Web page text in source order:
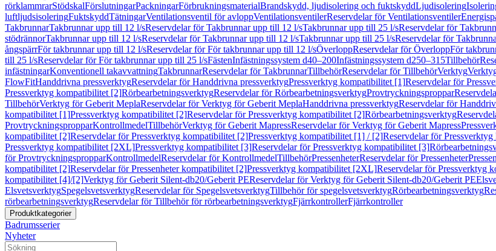
rörklammrarStödskalFörslutningarPackningarFörbrukningsmaterialBrandskydd, ljudisolering och fuktskyddLjudisolering
luftljudsisoleringFuktskyddTätningarVentilationsventil för avloppVentilationsventilerReservdelar för Ventilationsventiler
TakbrunnarTakbrunnar upp till 12 l/sReservdelar för Takbrunnar upp till 12 l/sTakbrunnar upp till 25 l/sReservdelar för
stödrännorTakbrunnar upp till 12 l/sReservdelar för Takbrunnar upp till 12 l/sTakbrunnar upp till 25 l/sReservdelar för
ångspärrFör takbrunnar upp till 12 l/sReservdelar för För takbrunnar upp till 12 l/sÖverloppReservdelar för ÖverloppFör
till 25 l/sReservdelar för För takbrunnar upp till 25 l/sFästenInfästningssystem d40–200Infästningssystem d250–315Tillbehör
infästningarKonventionell takavvattningTakbrunnarReservdelar för TakbrunnarTillbehörReservdelar för TillbehörVerktyg
FlowFitHanddrivna pressverktygReservdelar för Handdrivna pressverktygPressverktyg kompatibilitet [1]Reservdelar för
Pressverktyg kompatibilitet [2]RörbearbetningsverktygReservdelar för RörbearbetningsverktygProvtryckningsproppar
TillbehörVerktyg för Geberit MeplaReservdelar för Verktyg för Geberit MeplaHanddrivna pressverktygReservdelar för
kompatibilitet [1]Pressverktyg kompatibilitet [2]Reservdelar för Pressverktyg kompatibilitet [2]Rörbearbetningsverktyg
ProvtryckningspropparKontrollmedelTillbehörVerktyg för Geberit MapressReservdelar för Verktyg för Geberit Mapress
kompatibilitet [2]Reservdelar för Pressverktyg kompatibilitet [2]Pressverktyg kompatibilitet [1] / [2]Reservdelar för
Pressverktyg kompatibilitet [2XL]Pressverktyg kompatibilitet [3]Reservdelar för Pressverktyg kompatibilitet [3]
för ProvtryckningspropparKontrollmedelReservdelar för KontrollmedelTillbehörPressenheterReservdelar för Pressenheter
kompatibilitet [2]Reservdelar för Pressenheter kompatibilitet [2]Pressverktyg kompatibilitet [2XL]Reservdelar för Pressverktyg
kompatibilitet [4]/[2]Verktyg för Geberit Silent-db20/Geberit PEReservdelar för Verktyg för Geberit Silent-db20/Geberit PE
ElsvetsverktygSpegelsvetsverktygReservdelar för SpegelsvetsverktygTillbehör för spegelsvetsverktygRörbearbetningsverktyg
rörbearbetningsverktygReservdelar för Tillbehör för rörbearbetningsverktygFjärrkontrollerFjärrkontroller
Produktkategorier
Badrumsserier
Nyheter